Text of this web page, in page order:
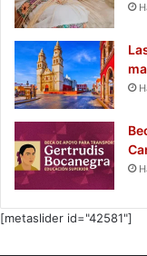
[metaslider id="42581"]